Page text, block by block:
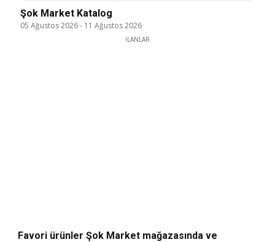
Şok Market Katalog
05 Ağustos 2026- 11 Ağustos 2026
İLANLAR
Favori ürünler Şok Market mağazasında ve